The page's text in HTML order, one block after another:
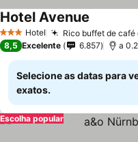
3 EstrelasHotel Rico buffet de café
Hotel Avenue
8,5 Excelente 6.857 a
Selecione as datas para
exatos.
Escolha popular